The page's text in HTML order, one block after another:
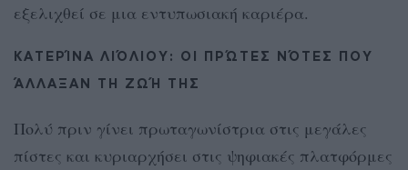
εξελιχθεί σε μια εντυπωσιακή καριέρα.
ΚΑΤΕΡΊΝΑ ΛΙΌΛΙΟΥ: ΟΙ ΠΡΏΤΕΣ ΝΌΤΕΣ ΠΟΥ
ΆΛΛΑΞΑΝ ΤΗ ΖΩΉ ΤΗΣ
Πολύ πριν γίνει πρωταγωνίστρια στις μεγάλες
πίστες και κυριαρχήσει στις ψηφιακές πλατφόρμες